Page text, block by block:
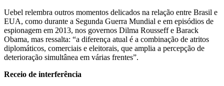
Uebel relembra outros momentos delicados na relação entre Brasil e
EUA, como durante a Segunda Guerra Mundial e em episódios de
espionagem em 2013, nos governos Dilma Rousseff e Barack
Obama, mas ressalta: “a diferença atual é a combinação de atritos
diplomáticos, comerciais e eleitorais, que amplia a percepção de
deterioração simultânea em várias frentes”.
Receio de interferência